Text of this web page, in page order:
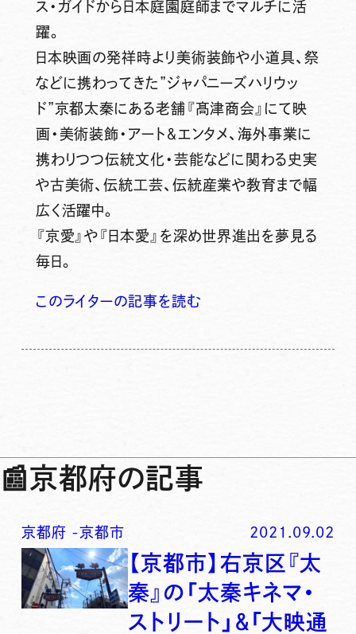
ス・ガイドから日本庭園庭師までマルチに活
躍。
日本映画の発祥時より美術装飾や小道具、祭
などに携わってきた”ジャパニーズハリウッ
ド”京都太秦にある老舗『髙津商会』にて映
画・美術装飾・アート＆エンタメ、海外事業に
携わりつつ伝統文化・芸能などに関わる史実
や古美術、伝統工芸、伝統産業や教育まで幅
広く活躍中。
『京愛』や『日本愛』を深め世界進出を夢見る
毎日。
このライターの記事を読む
📰京都府の記事
京都府 -京都市 2021.09.02
【京都市】右京区『太
秦』の「太秦キネマ・
ストリート」＆「大映通